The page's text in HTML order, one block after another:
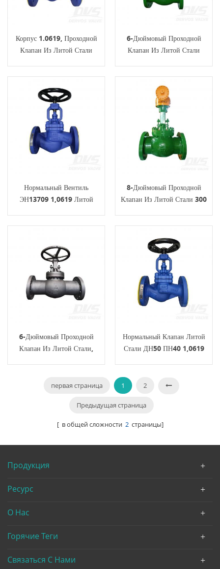
Корпус 1.0619, Проходной
Клапан Из Литой Стали
6-Дюймовый Проходной
Клапан Из Литой Стали
Нормальный Вентиль
ЭН13709 1,0619 Литой
8-Дюймовый Проходной
Клапан Из Литой Стали 300
6-Дюймовый Проходной
Клапан Из Литой Стали,
Нормальный Клапан Литой
Стали ДН50 ПН40 1,0619
первая страница 1 2
Предыдущая страница
[ в общей сложности 2страницы]
Продукция
Ресурс
О Нас
Горячие Теги
Связаться С Нами